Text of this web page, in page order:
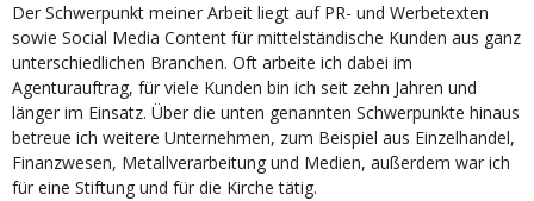
Über mich
Referenzen
Kontakt
Der Schwerpunkt meiner Arbeit liegt auf PR- und Werbetexten
sowie Social Media Content für mittelständische Kunden aus ganz
unterschiedlichen Branchen. Oft arbeite ich dabei im
Agenturauftrag, für viele Kunden bin ich seit zehn Jahren und
länger im Einsatz. Über die unten genannten Schwerpunkte hinaus
betreue ich weitere Unternehmen, zum Beispiel aus Einzelhandel,
Finanzwesen, Metallverarbeitung und Medien, außerdem war ich
für eine Stiftung und für die Kirche tätig.